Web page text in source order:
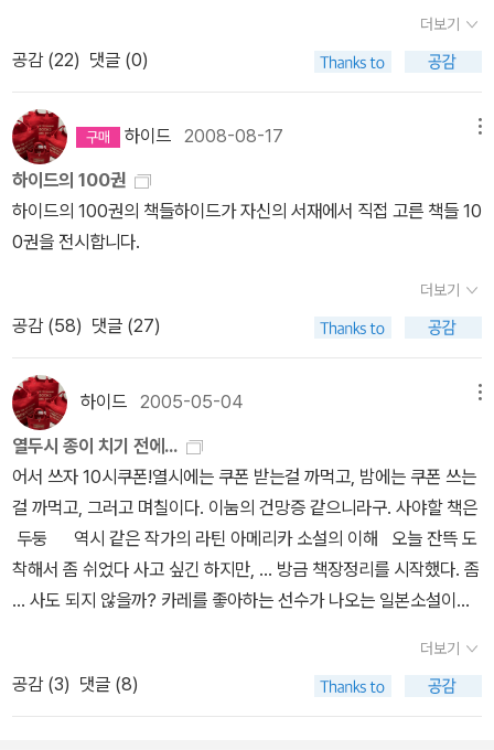
은 보들레르의 글을 인용하면서 그를 ‘방향 감각을 상실’했다고 꼬집
어 말한다. (《사진예술의 역사》 104쪽) 보들레르의 전망은 틀렸
다. 사진의 등장으로 인상주의 미술이 태동할 수 있었기 때문이다. 화
가들은 자연을 완벽히 모방하는 사진술에 경악을 금치 못했다. 사진
을 자신의 경쟁자로 생각했고, 밥벌이를 걱정해야 하는 지경에 이르
렀다. 그렇지만 인상주의 화가들은 변화의 흐름을 예술의 위기가 아
닌 새로운 예술로 지향할 수 있는 돌파구로 받아들였다. 그들은 자연
의 모방이 아닌 조형적 입장에서 형태나 색채의 자유로움을 구현하였
진을 남겼으며 1874년에 열린 제1회 인상주의 전시회의 장소는 나다
르의 개인 작업실이었다. 사람들은 자신의 흔적을 남기고 싶어 한다.
사진기가 없었던 시절에 귀족들은 화가에게 초상화 제작을 의뢰했다.
그런데 그림값을 내는 능력이 없는 중산층 사람들은 사진가에게 초상
사진을 의뢰했다. 초상 사진에 대한 대중의 욕구가 커질수록 화가들
은 미래에 불안을 느꼈고, 생계유지를 위해 사진 찍는 법을 배우기 시
작했다. 화가에서 사진가로 직업을 바꾼 사람들은 사진이 ‘예술’로 인
정받기 위해 회화의 고전적 주제를 모방한 사진 작품을 남겼다. 영
국 출신의 오스카 구스타브 레일랜더(Oscar Gustave Rejlander)
더의 사진 작품 『화가에게 붓 한 자루를 더 주는 아기』는 고전 회화의
양식과 흡사하다. 화가들은 종종 뮤즈(Muse)가 예술적 영감을 불어
샀을 거다. 흥행에 대성공한 뮤지컬 [팻백]에 출연 중인 무용수 한 명
이 총을 맞고 얼어붙은 길 위에 쓰러진다. 범인은 잔인하게도 가슴에
총은 불과 며칠 전 삼류 마약 판매상을 죽인 총이었고, 며칠 후 조끼
주머니마다 보석을 가득 채운 보석상의 생명마저 앗아간다. 세 건의
살인 사건과 한 자루의 38구경 권총. 아무 연관도 없는 이 사건들은
미치광이의 짓일까? 그녀가 손을 댔다는 '아이스'는 과연 무엇인가?
가상의 도시 아이솔라. 그중 가장 거친 구역을 담당하는 87분서 형사
> 《포이즌우드 바이블》은 1959년 선교를 위해 벨기에령 콩고로 가
족을 데려간 독실한 침례교 목사 네이선 프라이스의 아내와 네 딸의
서술을 통해 미국에서 평화롭게 자라온 가족이 콩고에 던져지며 30
년 간 운명처럼 아프리카와 얽히는 가족사를 다룬다. 책 제목이기도
한 독나무(poisonwood)는 사람을 살릴 수도 있고 죽일 수도 있는
복음을 의미한다. 콩고어로 ‘뱅갈라’는 소중하고 귀한 것을 뜻하는 말
이다. ‘예수는 뱅갈라’라고 외치는 목사 네이선의 설교를 들은 콩고인
들은 이를 ‘방갈라’, 즉 독나무로 알아듣는다. 실제로 콩고의 사정과
독나무까지 무시한 네이선의 선교 정책은 미국이 아프리카를 대하는
태도와 꽤나 닮아 있다. 이 소설은 20세기 가장 극적인 정치 기록들
가운데 하나인 벨기에령 콩고의 독립 투쟁, 선거를 통해 선출된 초대
행보를 배경으로 하고 있다. 바버라 킹솔버는 이런 질곡 어린 역사를
든 커다란 기타지만 아이의 마음속에서는 친구처럼 살아 움직인다.
처음 기타를 갖게 된 아이의 마음이 빚어낸 일상의 판타지가 친근하
게 마음에 와 닿는다.'밝고 맑은 수채화로 그린 그림은 언제나 봐도 상
큼하고 예뿌다. 아이들 그림은 보는 것만으로 미소가 지어져야 한다
고 생각한다.한데, 기타를 친구처럼 생각하며 가지고 노는 아이의 마
음. 그런 마음이 우린 언제부터 없어졌을까?-.- 미리보기로 나온 그
림을 보니 괜히 웃음이 난다. 기타를 치는 심오한(!) 표정의 아이 모습
과 저 강쥐의 모습을 보라! '소리가 무서운거지, 너?'2. 명화의 비밀이
궁금하다.그림을 잘 모르지만 그림에 관한책을 좋아하는 편이라 우선
알아먹기(!) 쉬운 그림이야기 책이 있으면 저절로 눈이 간다. 이 책 역
가기를 무척 좋아하는평범한교사가 유럽 여행 중 우연히 빈 미술사
박물관에 들렀던 것이 그림과의 인연으로 이어져 이후 그림에 푹 빠
져 유럽 곳곳의 미술관들을 돌아다니며 그림 자료를 모으고, 책을 뒤
졌다고 한다.그림 하나에 너무나 깊은 깊이를 재며 가르치듯 그림이
야기를 하는 것이 아니라 '화가와 등장인물의 흥미로운 이야기들과
명화가 숨긴 그림 속 장치에 대한 이야기들을 들려주는' 그림 이야기.
흥미롭기도 하며 재미마저 있다.이런 그림을 진짜 미술관에 가서 실
제로 본다면 나 역시 그림에 빠져들지않을까?^^;3.공정여행이 궁금
복한 일은 없을 것이다.하지만 우리가 생각하는 여행은 항상 문화유
적지나 아름다운 도시, 편안하게 즐길 수 있는 리조트나 미술관이나
명승지를 구경하는 일 따위를 생각하는 일일 것이다. 여행은 스트레
더보기
공감 (22) 댓글 (0)
하이드 2008-08-17
하이드의 100권
하이드의 100권의 책들하이드가 자신의 서재에서 직접 고른 책들 10
0권을 전시합니다.
더보기
공감 (58) 댓글 (27)
하이드 2005-05-04
열두시 종이 치기 전에...
어서 쓰자 10시쿠폰!열시에는 쿠폰 받는걸 까먹고, 밤에는 쿠폰 쓰는
걸 까먹고, 그러고 며칠이다. 이눔의 건망증 같으니라구. 사야할 책은
두둥 역시 같은 작가의 라틴 아메리카 소설의 이해 오늘 잔뜩 도
착해서 좀 쉬었다 사고 싶긴 하지만, ... 방금 책장정리를 시작했다. 좀
... 사도 되지 않을까? 카레를 좋아하는 선수가 나오는 일본소설이라.
에 무엇보다도 이 책이 너무 사고 싶다. 그렇게 재미있다고들 하
시니. 영혼의 마법사는 무슨 내용일지 짐작도 안감. 살까말까
고민인데, 가뜩이나 머리나쁘고 아는거 없는데, 번역의 문맥마저 안
더보기
공감 (3) 댓글 (8)